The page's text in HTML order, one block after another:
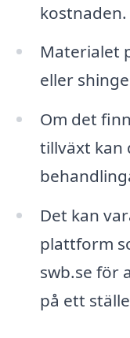
kostnaden.
Materialet
eller
Om det
tillväxt kan
Det kan
plattform
swb.se för
på ett